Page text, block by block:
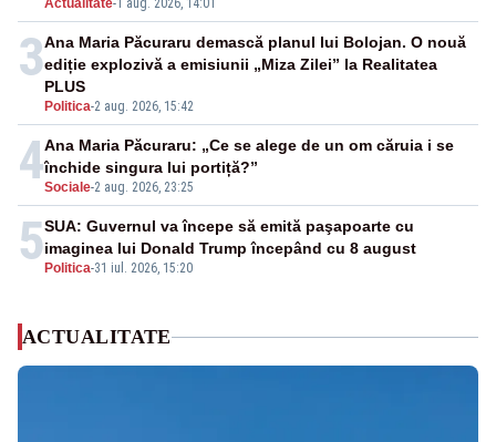
Actualitate-1 aug. 2026, 14:01
3
Politica-2 aug. 2026, 15:42
Ana Maria Păcuraru demască planul lui Bolojan. O nouă
ediție explozivă a emisiunii „Miza Zilei” la Realitatea
PLUS
4Sociale-2 aug. 2026, 23:25
Ana Maria Păcuraru: „Ce se alege de un om căruia i se
închide singura lui portiță?”
5 Politica-31 iul. 2026, 15:20
SUA: Guvernul va începe să emită paşapoarte cu
imaginea lui Donald Trump începând cu 8 august
ACTUALITATE